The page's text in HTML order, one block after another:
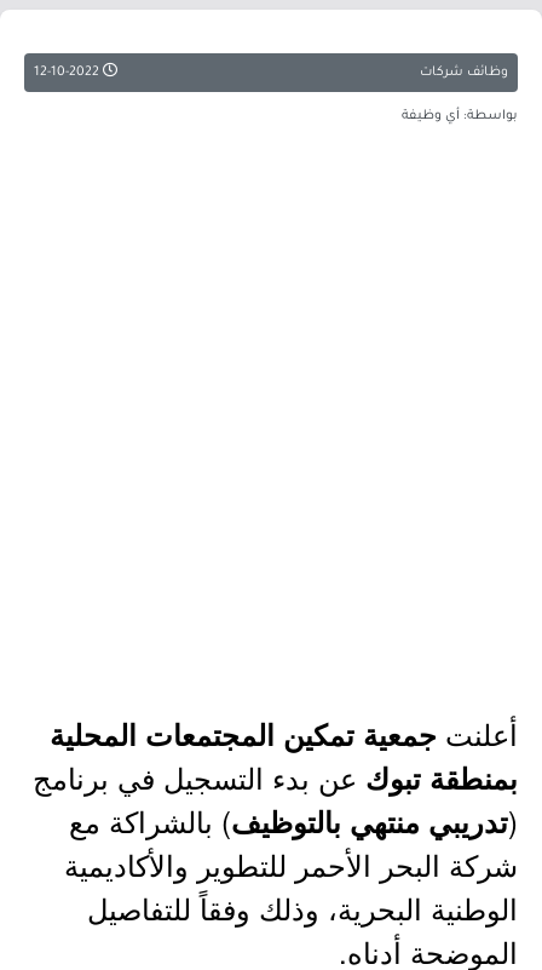
وظائف شركات
بواسطة: أي وظيفة
أعلنت جمعية تمكين المجتمعات المحلية
بمنطقة تبوك عن بدء التسجيل في برنامج
(تدريبي منتهي بالتوظيف) بالشراكة مع
شركة البحر الأحمر للتطوير والأكاديمية
الوطنية البحرية، وذلك وفقاً للتفاصيل
الموضحة أدناه.